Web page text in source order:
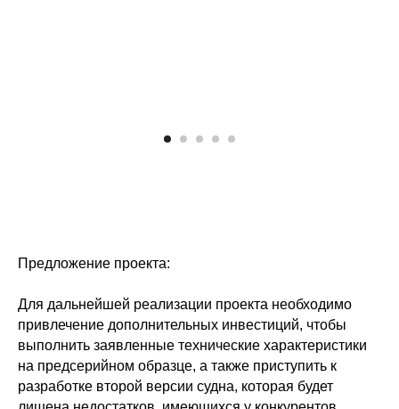
Предложение проекта:
Для дальнейшей реализации проекта необходимо
привлечение дополнительных инвестиций, чтобы
выполнить заявленные технические характеристики
на предсерийном образце, а также приступить к
разработке второй версии судна, которая будет